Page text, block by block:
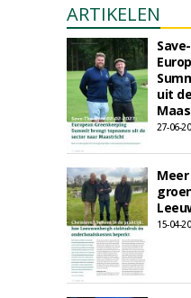
ARTIKELEN
uit
27-06-
15-04-